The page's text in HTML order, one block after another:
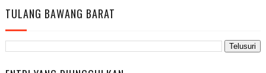
TULANG BAWANG BARAT